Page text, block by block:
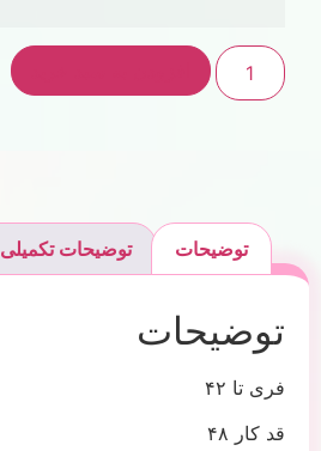
توضیحات توضیحات تکمیلی
توضیحات
فری تا ۴۲
قد کار ۴۸